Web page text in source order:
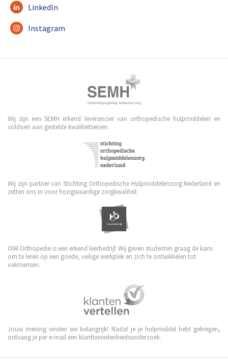
LinkedIn
Instagram
Wij zijn een SEMH erkend leverancier van orthopedische hulpmiddelen en
voldoen aan gestelde kwaliteitseisen.
Wij zijn partner van Stichting Orthopedische Hulpmiddelenzorg Nederland en
zetten ons in voor hoogwaardige zorgkwaliteit.
OIM Orthopedie is een erkend leerbedrijf. Wij geven studenten graag de kans
om te leren op een goede, veilige werkplek en zich te ontwikkelen tot
vakmensen.
Jouw mening vinden we belangrijk! Nadat je je hulpmiddel hebt gekregen,
ontvang je per e-mail een klanttevredenheidsonderzoek.